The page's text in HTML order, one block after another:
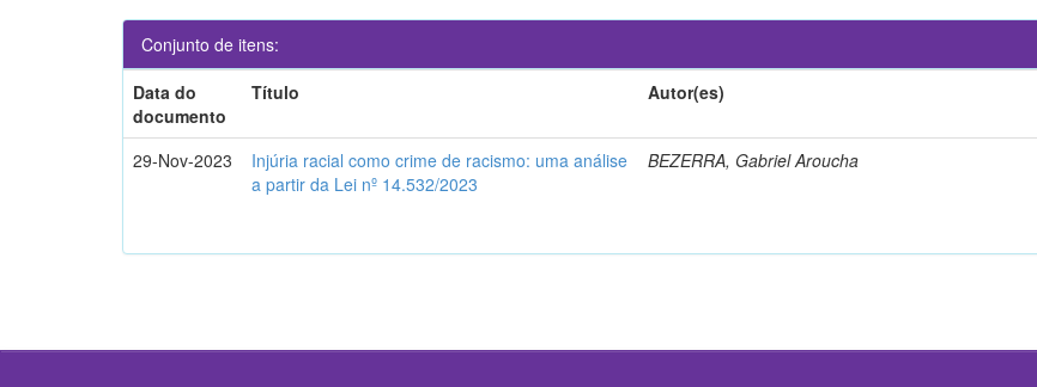
Conjunto de itens:
Data do
documento
Título Autor(es)
29-Nov-2023
Injúria racial como crime de racismo: uma análise
a partir da Lei nº 14.532/2023
BEZERRA, Gabriel Aroucha